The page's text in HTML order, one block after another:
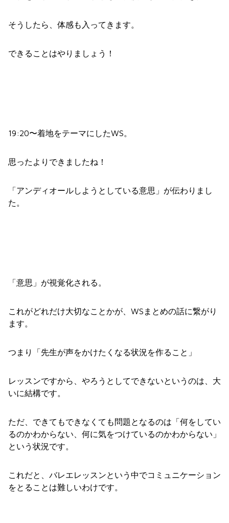
そうしたら、体感も入ってきます。
できることはやりましょう！
19:20〜着地をテーマにしたWS。
思ったよりできましたね！
「アンディオールしようとしている意思」が伝わりまし
た。
「意思」が視覚化される。
これがどれだけ大切なことかが、WSまとめの話に繋がり
ます。
つまり「先生が声をかけたくなる状況を作ること」
レッスンですから、やろうとしてできないというのは、大
いに結構です。
ただ、できてもできなくても問題となるのは「何をしてい
るのかわからない、何に気をつけているのかわからない」
という状況です。
これだと、バレエレッスンという中でコミュニケーション
をとることは難しいわけです。